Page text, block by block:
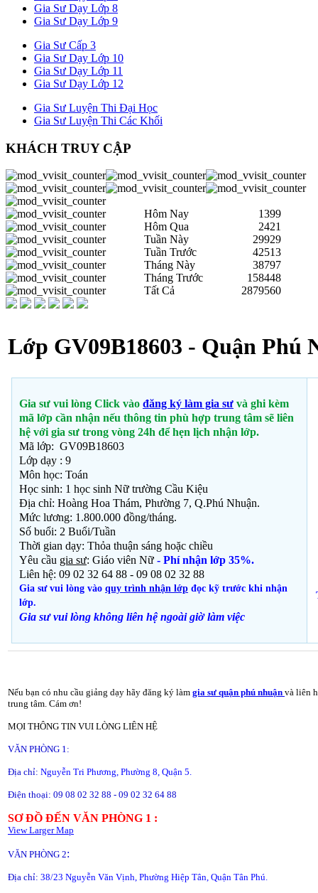
Gia Sư Dạy Lớp 8
Gia Sư Dạy Lớp 9
Gia Sư Cấp 3
Gia Sư Dạy Lớp 10
Gia Sư Dạy Lớp 11
Gia Sư Dạy Lớp 12
Gia Sư Luyện Thi Đại Học
Gia Sư Luyện Thi Các Khối
KHÁCH TRUY CẬP
Hôm Nay
1399
Hôm Qua
2421
Tuần Này
29929
Tuần Trước
42513
Tháng Này
38797
Tháng Trước
158448
Tất Cả
2879560
Lớp GV09B18603 - Quận Phú
Gia sư vui lòng Click vào đăng ký làm gia sư và ghi kèm
mã lớp cần nhận nếu thông tin phù hợp trung tâm sẽ liên
hệ với gia sư trong vòng 24h để hẹn lịch nhận lớp.
Mã lớp: GV09B18603
Lớp dạy : 9
Môn học: Toán
Học sinh: 1 học sinh Nữ trường Cầu Kiệu
Địa chỉ: Hoàng Hoa Thám, Phường 7, Q.Phú Nhuận.
Mức lương: 1.800.000 đồng/tháng.
Số buổi: 2 Buổi/Tuần
Thời gian dạy: Thỏa thuận sáng hoặc chiều
Yêu cầu gia sư: Giáo viên Nữ - Phí nhận lớp 35%.
Liên hệ: 09 02 32 64 88 - 09 08 02 32 88
Gia sư vui lòng vào quy trình nhận lớp đọc kỹ trước khi nhận
lớp.
Gia sư vui lòng không liên hệ ngoài giờlàm việc
Nếu bạn có nhu cầu giảng dạy hãy đăng ký làm gia sư quận phú nhuận và liên
trung tâm. Cám ơn!
MỌI THÔNG TIN VUI LÒNG LIÊN HỆ
VĂN PHÒNG 1:
Địa chỉ: Nguyễn Tri Phương, Phường 8, Quận 5.
Điện thoại: 09 08 02 32 88 - 09 02 32 64 88
SƠ ĐỒ ĐẾN VĂN PHÒNG 1 :
View Larger Map
VĂN PHÒNG 2:
Địa chỉ: 38/23 Nguyễn Văn Vịnh, Phường Hiệp Tân, Quận Tân Phú.